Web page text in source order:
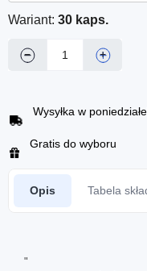
Wariant: 30 kaps.
− +
Wysyłka w
Gratis do wyboru
Opis Tabela
"